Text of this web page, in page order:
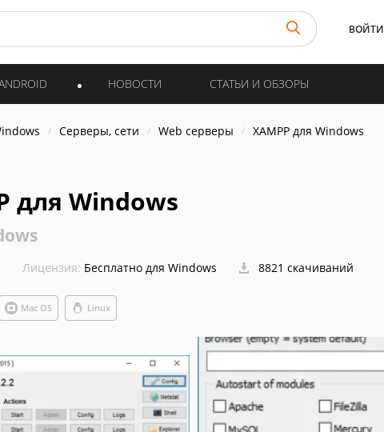
ВОЙТИ
НОВОСТИ СТАТЬИ И ОБЗОРЫ
Серверы, сети Web серверы XAMPP для Windows
для Windows
Лицензия: Бесплатно для Windows 8821 скачиваний
Mac OS Linux